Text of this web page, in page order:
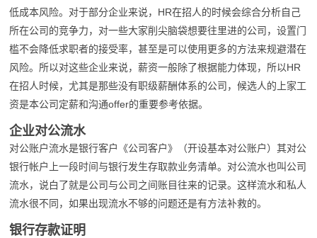
低成本风险。对于部分企业来说，HR在招人的时候会综合分析自己
所在公司的竞争力，对一些大家削尖脑袋想要往里进的公司，设置门
槛不会降低求职者的接受率，甚至是可以使用更多的方法来规避潜在
风险。所以对这些企业来说，薪资一般除了根据能力体现，所以HR
在招人时候，尤其是那些没有职级薪酬体系的公司，候选人的上家工
资是本公司定薪和沟通offer的重要参考依据。
企业对公流水
对公账户流水是银行客户《公司客户》（开设基本对公账户）其对公
银行帐户上一段时间与银行发生存取款业务清单。对公流水也叫公司
流水，说白了就是公司与公司之间账目往来的记录。这样流水和私人
流水很不同，如果出现流水不够的问题还是有方法补救的。
银行存款证明